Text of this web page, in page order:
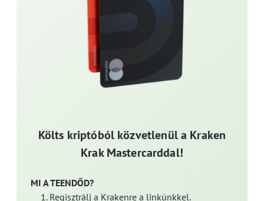
Költs kriptóból közvetlenül a Kraken
Krak Mastercarddal!
MI A TEENDŐD?
Regisztrálj a Krakenre a linkünkkel.